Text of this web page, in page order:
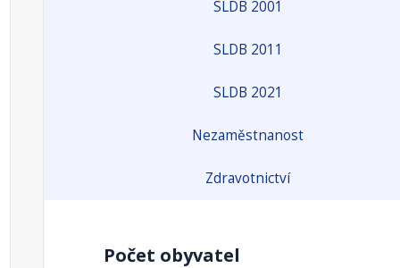
SLDB 2001
SLDB 2011
SLDB 2021
Nezaměstnanost
Zdravotnictví
Počet obyvatel